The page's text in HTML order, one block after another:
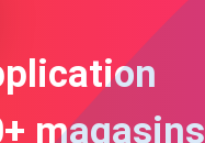
magasins